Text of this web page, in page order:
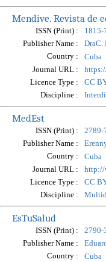
Mendive. Revista de
ISSN (Print) :
1815-
Publisher Name :
DraC.
Country :
Cuba
Journal URL :
Licence Type :
CC
Discipline :
MedEst
ISSN (Print) :
2789-
Publisher Name :
Country :
Cuba
Journal URL :
http://
Licence Type :
CC
Discipline :
EsTuSalud
ISSN (Print) :
2790-
Publisher Name :
Country :
Cuba